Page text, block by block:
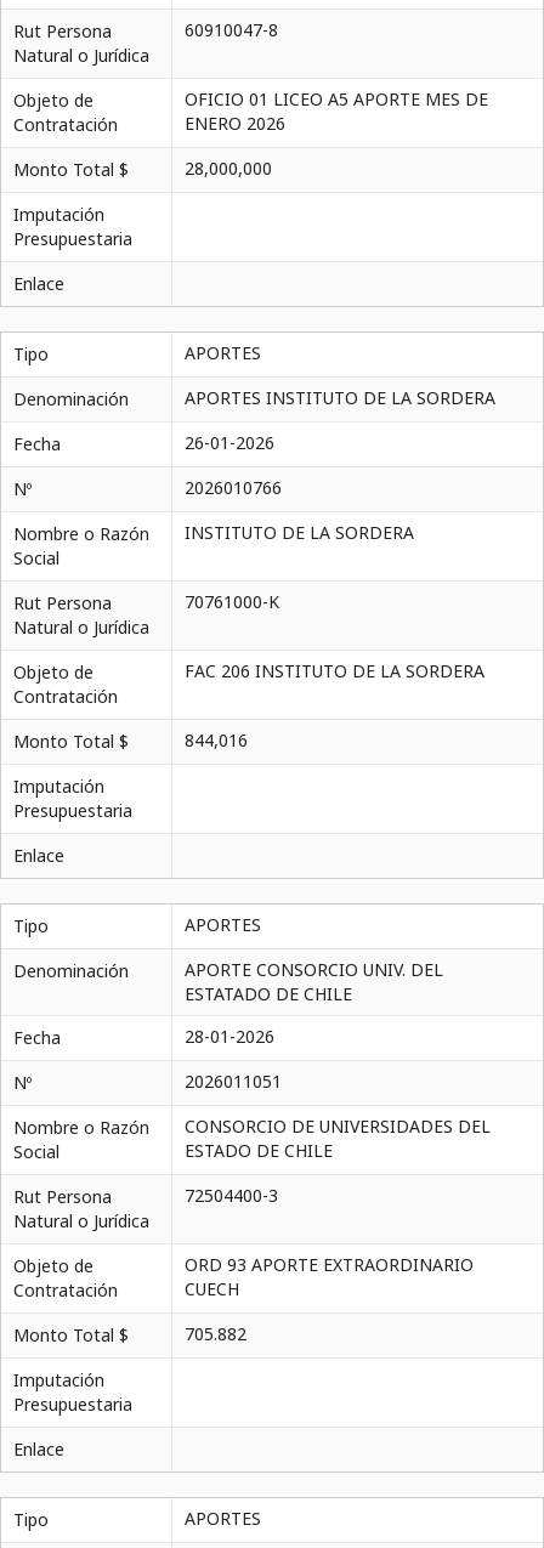
Rut Persona
Natural o Jurídica
60910047-8
Objeto de
Contratación
OFICIO 01 LICEO A5 APORTE MES DE
ENERO 2026
Monto Total $
28,000,000
Imputación
Presupuestaria
Enlace
Tipo
APORTES
Denominación
APORTES INSTITUTO DE LA SORDERA
Fecha
26-01-2026
Nº
2026010766
Nombre o Razón
Social
INSTITUTO DE LA SORDERA
Rut Persona
Natural o Jurídica
70761000-K
Objeto de
Contratación
FAC 206 INSTITUTO DE LA SORDERA
Monto Total $
844,016
Imputación
Presupuestaria
Enlace
Tipo
APORTES
Denominación
APORTE CONSORCIO UNIV. DEL
ESTATADO DE CHILE
Fecha
28-01-2026
Nº
2026011051
Nombre o Razón
Social
CONSORCIO DE UNIVERSIDADES DEL
ESTADO DE CHILE
Rut Persona
Natural o Jurídica
72504400-3
Objeto de
Contratación
ORD 93 APORTE EXTRAORDINARIO
CUECH
Monto Total $
705.882
Imputación
Presupuestaria
Enlace
Tipo APORTES